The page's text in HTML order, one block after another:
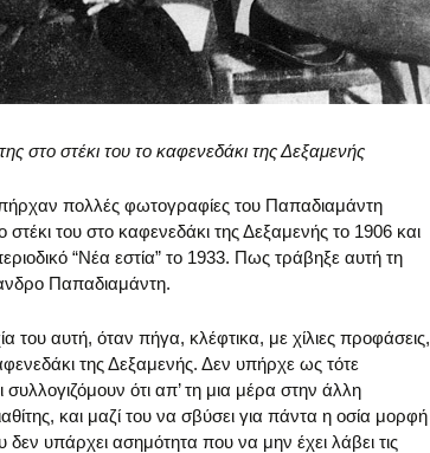
στο στέκι του το καφενεδάκι της Δεξαμενής
πολλές φωτογραφίες του Παπαδιαμάντη
του στο καφενεδάκι της Δεξαμενής το 1906 και
“Νέα εστία” το 1933. Πως τράβηξε αυτή τη
Παπαδιαμάντη.
του αυτή, όταν πήγα, κλέφτικα, με χίλιες προφάσεις,
της Δεξαμενής. Δεν υπήρχε ως τότε
ότι απ’ τη μια μέρα στην άλλη
και μαζί του να σβύσει για πάντα η οσία μορφή
υπάρχει ασημότητα που να μην έχει λάβει τις